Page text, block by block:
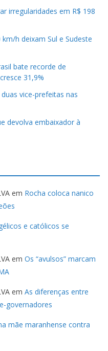
irregularidades em R$ 198
h deixam Sul e Sudeste
bate recorde de
31,9%
vice-prefeitas nas
devolva embaixador à
em Rocha coloca nanico
e católicos se
em Os “avulsos” marcam
em As diferenças entre
governadores
mãe maranhense contra